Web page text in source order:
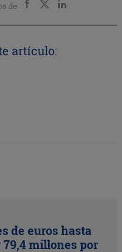
de
artículo:
de euros hasta
millones por